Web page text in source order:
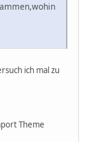
ich mal zu
Theme